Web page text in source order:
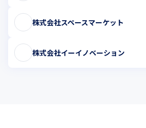
株式会社スペースマーケット
株式会社イーイノベーション